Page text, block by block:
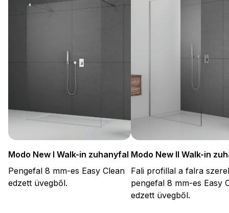
Modo New I Walk-in zuhanyfal
Pengefal 8 mm-es Easy Clean
edzett üvegből.
Modo New II Walk-in
Fali profillal a falra
pengefal 8 mm-es Easy
edzett üvegből.